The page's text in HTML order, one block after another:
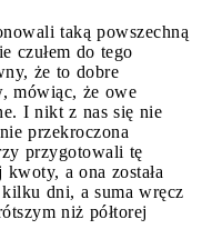
taką powszechną
czułem do tego
że to dobre
mówiąc, że owe
I nikt z nas się nie
przekroczona
przygotowali tę
a ona została
dni, a suma wręcz
niż półtorej